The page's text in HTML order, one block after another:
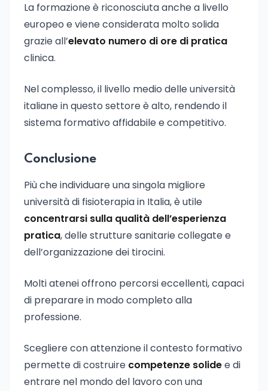
La formazione è riconosciuta anche a livello
europeo e viene considerata molto solida
grazie all’elevato numero di ore di pratica
clinica.
Nel complesso, il livello medio delle università
italiane in questo settore è alto, rendendo il
sistema formativo affidabile e competitivo.
Conclusione
Più che individuare una singola migliore
università di fisioterapia in Italia, è utile
concentrarsi sulla qualità dell’esperienza
pratica, delle strutture sanitarie collegate e
dell’organizzazione dei tirocini.
Molti atenei offrono percorsi eccellenti, capaci
di preparare in modo completo alla
professione.
Scegliere con attenzione il contesto formativo
permette di costruire competenze solidee di
entrare nel mondo del lavoro con una